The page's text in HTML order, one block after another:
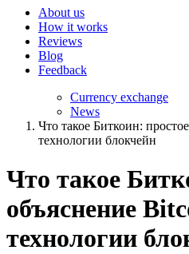
About us
How it works
Reviews
Blog
Feedback
Currency exchange
News
Что такое Биткоин:
технологии блокчейн
Что такое
объяснение
технологии